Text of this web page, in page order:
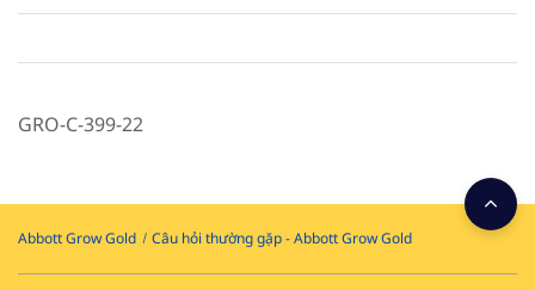
GRO-C-399-22
Abbott Grow Gold Câu hỏi thường gặp - Abbott Grow Gold